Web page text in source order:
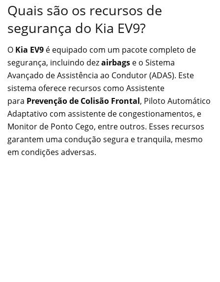
Quais são os recursos de
segurança do Kia EV9?
O Kia EV9 é equipado com um pacote completo de
segurança, incluindo dezairbags e o Sistema
Avançado de Assistência ao Condutor (ADAS). Este
sistema oferece recursos como Assistente
para Prevenção de Colisão Frontal, Piloto Automático
Adaptativo com assistente de congestionamentos, e
Monitor de Ponto Cego, entre outros. Esses recursos
garantem uma condução segura e tranquila, mesmo
em condições adversas.